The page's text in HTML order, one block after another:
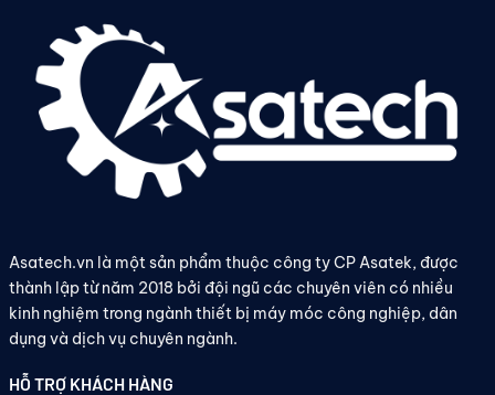
Asatech.vn là một sản phẩm thuộc công ty CP Asatek, được
thành lập từ năm 2018 bởi đội ngũ các chuyên viên có nhiều
kinh nghiệm trong ngành thiết bị máy móc công nghiệp, dân
dụng và dịch vụ chuyên ngành.
HỖ TRỢ KHÁCH HÀNG